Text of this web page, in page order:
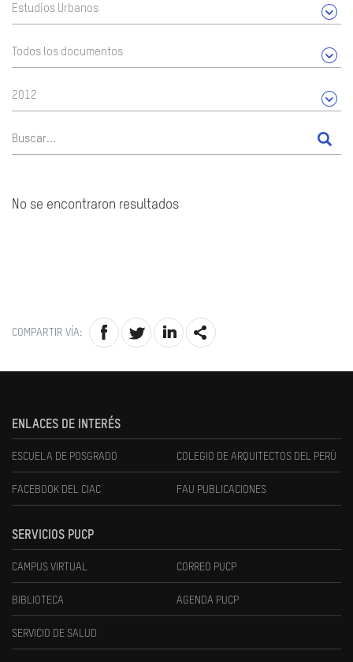
Estudios Urbanos
Todos los documentos
2012
No se encontraron resultados
COMPARTIR VÍA:
ENLACES DE INTERÉS
ESCUELA DE POSGRADO COLEGIO DE ARQUITECTOS DEL PERÚ
FACEBOOK DEL CIAC FAU PUBLICACIONES
SERVICIOS PUCP
CAMPUS VIRTUAL CORREO PUCP
BIBLIOTECA AGENDA PUCP
SERVICIO DE SALUD